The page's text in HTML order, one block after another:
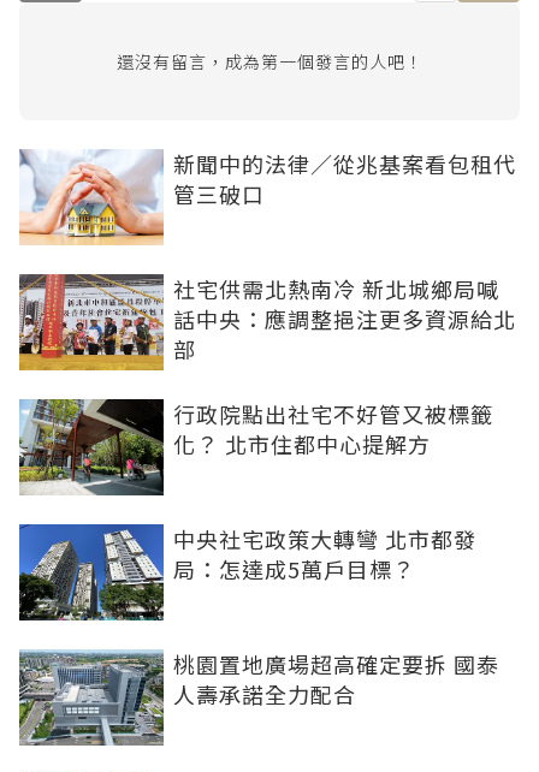
還沒有留言，成為第一個發言的人吧！
新聞中的法律／從兆基案看包租代
管三破口
社宅供需北熱南冷 新北城鄉局喊
話中央：應調整挹注更多資源給北
部
行政院點出社宅不好管又被標籤
化？ 北市住都中心提解方
中央社宅政策大轉彎 北市都發
局：怎達成5萬戶目標？
桃園置地廣場超高確定要拆 國泰
人壽承諾全力配合